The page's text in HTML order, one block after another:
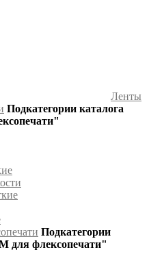
Ленты
Подкатегории каталога
Подкатегории
для флексопечати"